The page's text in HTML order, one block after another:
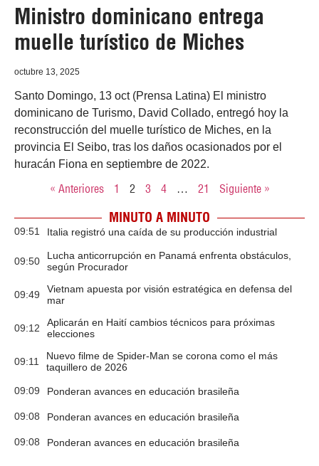
Ministro dominicano entrega
muelle turístico de Miches
octubre 13, 2025
Santo Domingo, 13 oct (Prensa Latina) El ministro
dominicano de Turismo, David Collado, entregó hoy la
reconstrucción del muelle turístico de Miches, en la
provincia El Seibo, tras los daños ocasionados por el
huracán Fiona en septiembre de 2022.
« Anteriores 1 2 3 4 … 21 Siguiente »
MINUTO A MINUTO
09:51 Italia registró una caída de su producción industrial
09:50
Lucha anticorrupción en Panamá enfrenta obstáculos,
según Procurador
09:49
Vietnam apuesta por visión estratégica en defensa del
mar
09:12
Aplicarán en Haití cambios técnicos para próximas
elecciones
09:11
Nuevo filme de Spider-Man se corona como el más
taquillero de 2026
09:09 Ponderan avances en educación brasileña
09:08 Ponderan avances en educación brasileña
09:08 Ponderan avances en educación brasileña